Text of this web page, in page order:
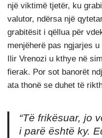
një viktimë tjetër, ku
valutor, ndërsa një
grabitësit i qëllua për
menjëherë pas ngjarjes
Ilir Vrenozi u kthye në
fierak. Por sot banorët
ata thonë se duhet të
“Të frikësuar, jo
i parë është ky.